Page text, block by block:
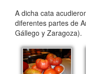
A dicha cata
diferentes partes de
Gállego y Zaragoza).